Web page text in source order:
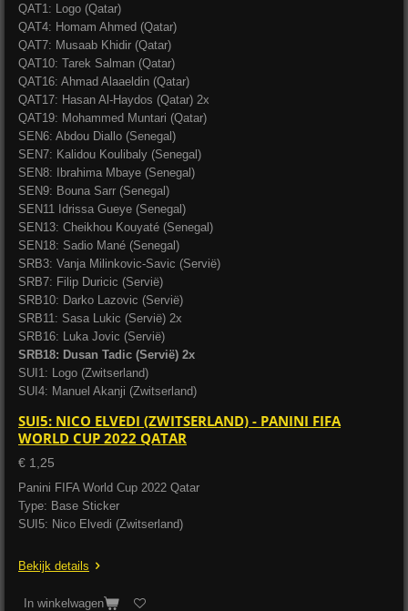
QAT1: Logo (Qatar)
QAT4: Homam Ahmed (Qatar)
QAT7: Musaab Khidir (Qatar)
QAT10: Tarek Salman (Qatar)
QAT16: Ahmad Alaaeldin (Qatar)
QAT17: Hasan Al-Haydos (Qatar) 2x
QAT19: Mohammed Muntari (Qatar)
SEN6: Abdou Diallo (Senegal)
SEN7: Kalidou Koulibaly (Senegal)
SEN8: Ibrahima Mbaye (Senegal)
SEN9: Bouna Sarr (Senegal)
SEN11 Idrissa Gueye (Senegal)
SEN13: Cheikhou Kouyaté (Senegal)
SEN18: Sadio Mané (Senegal)
SRB3: Vanja Milinkovic-Savic (Servië)
SRB7: Filip Duricic (Servië)
SRB10: Darko Lazovic (Servië)
SRB11: Sasa Lukic (Servië) 2x
SRB16: Luka Jovic (Servië)
SRB18: Dusan Tadic (Servië) 2x
SUI1: Logo (Zwitserland)
SUI4: Manuel Akanji (Zwitserland)
SUI5: NICO ELVEDI (ZWITSERLAND) - PANINI FIFA
WORLD CUP 2022 QATAR
€ 1,25
Panini FIFA World Cup 2022 Qatar
Type: Base Sticker
SUI5: Nico Elvedi (Zwitserland)
Bekijk details
In winkelwagen